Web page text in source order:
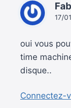
17/
oui vous
time
disque..
Connectez-